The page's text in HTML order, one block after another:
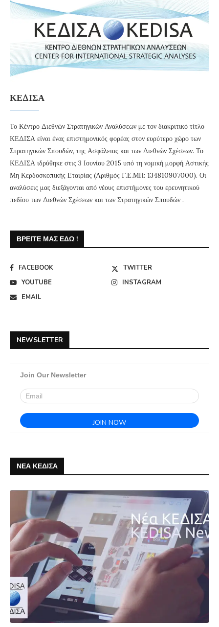
ΚΕΔΙΣΑ
Το Κέντρο Διεθνών Στρατηγικών Αναλύσεων με τον διακριτικό τίτλο
ΚΕΔΙΣΑ είναι ένας επιστημονικός φορέας στον ευρύτερο χώρο των
Στρατηγικών Σπουδών, της Ασφάλειας και των Διεθνών Σχέσεων. Το
ΚΕΔΙΣΑ ιδρύθηκε στις 3 Ιουνίου 2015 υπό τη νομική μορφή Αστικής
Μη Κερδοσκοπικής Εταιρίας (Αριθμός Γ.Ε.ΜΗ: 134810907000). Οι
αναλύσεις μας διεξάγονται από νέους επιστήμονες του ερευνητικού
πεδίου των Διεθνών Σχέσεων και των Στρατηγικών Σπουδών .
ΒΡΕΊΤΕ ΜΑΣ ΕΔΏ !
FACEBOOK
TWITTER
YOUTUBE
INSTAGRAM
EMAIL
NEWSLETTER
Join Our Newsletter
ΝΕΑ ΚΕΔΙΣΑ